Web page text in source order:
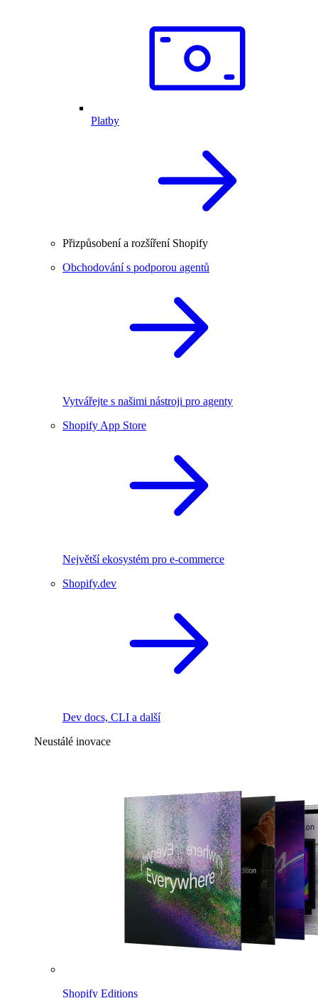
Platby
Přizpůsobení a rozšíření Shopify
Obchodování s podporou agentů
Vytvářejte s našimi nástroji pro agenty
Shopify App Store
Největší ekosystém pro e-commerce
Shopify.dev
Dev docs, CLI a další
Neustálé inovace
Shopify Editions